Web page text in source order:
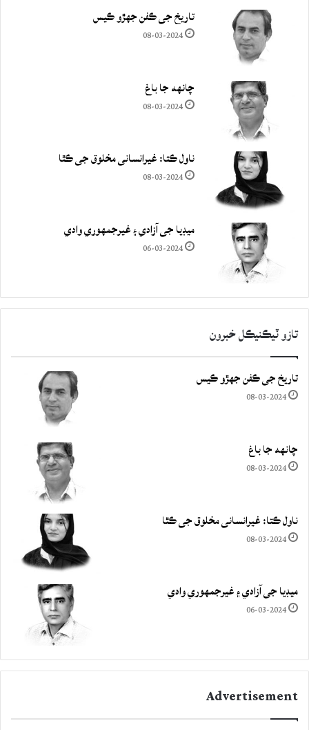
تاريخ جي ڪفن جھڙو ڪيس
08-03-2024
چانهه جا باغ
08-03-2024
ناول ڪتا: غيرانساني مخلوق جي ڪٿا
08-03-2024
ميڊيا جي آزادي ۽ غيرجمھوري وادي
06-03-2024
تازو ٽيڪنيڪل خبرون
تاريخ جي ڪفن جھڙو ڪيس
08-03-2024
چانهه جا باغ
08-03-2024
ناول ڪتا: غيرانساني مخلوق جي ڪٿا
08-03-2024
ميڊيا جي آزادي ۽ غيرجمھوري وادي
06-03-2024
Advertisement